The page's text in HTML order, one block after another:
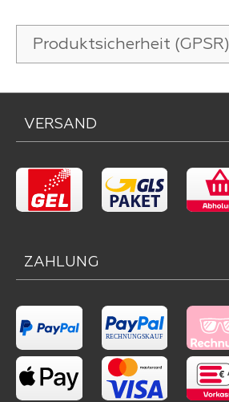
Produktsicherheit (GPSR)
VERSAND
ZAHLUNG